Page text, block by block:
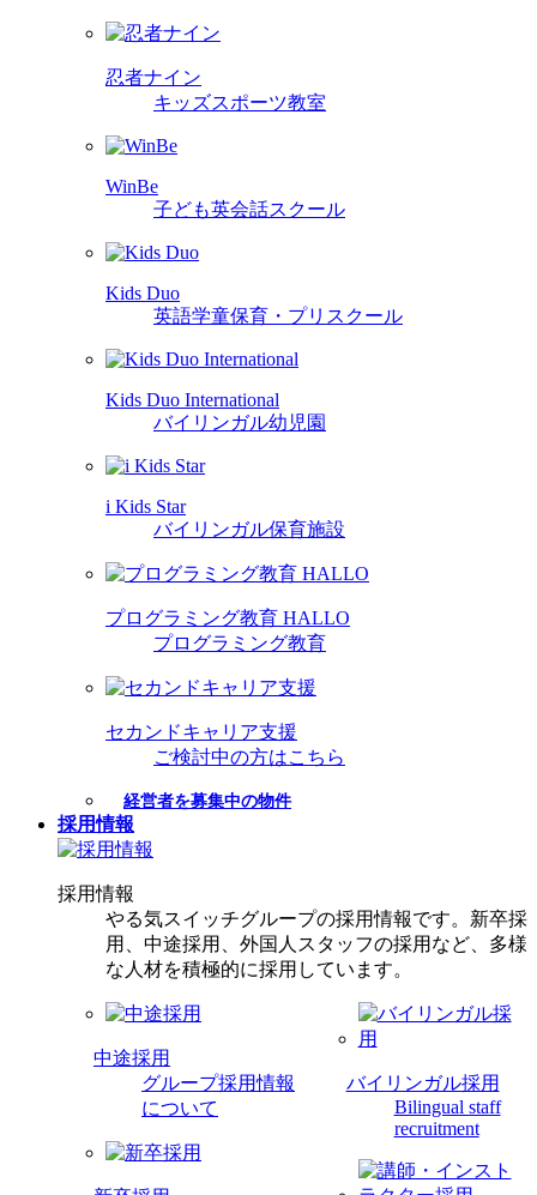
忍者ナイン
キッズスポーツ教室
WinBe
子ども英会話スクール
Kids Duo
英語学童保育・プリスクール
Kids Duo International
バイリンガル幼児園
i Kids Star
バイリンガル保育施設
プログラミング教育 HALLO
プログラミング教育
セカンドキャリア支援
ご検討中の方はこちら
経営者を募集中の物件
採用情報
採用情報
やる気スイッチグループの採用情報です。新卒採
用、中途採用、外国人スタッフの採用など、多様
な人材を積極的に採用しています。
中途採用
グループ採用情報
について
バイリンガル採用
Bilingual staff
recruitment